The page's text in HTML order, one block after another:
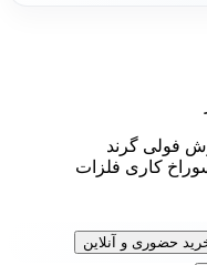
کاری فلزات
حضوری و آنلاین